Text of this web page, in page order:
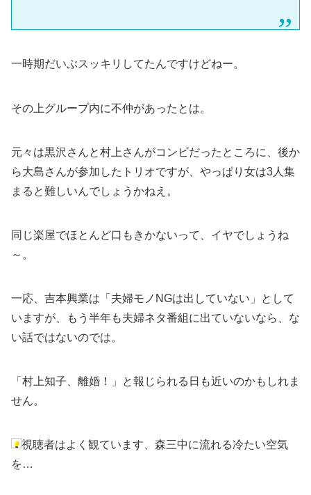
一時期だいぶスッキリしてたんですけどねー。
その上グループ内に不仲があったとは。
元々は黒沢さんと村上さんがコンビだったところに、後か
ら大島さんが参加したトリオですが、やっぱり女は3人集
まると難しいんでしょうかねえ。
同じ楽屋でほとんど口もきかないって、イヤでしょうね
～。
一応、吉本興業は「夫婦モノNGは出していない」として
いますが、もう半年も夫婦ネタ番組に出ていないなら、な
い話ではないのでは。
「村上知子、離婚！」と報じられる日も近いのかもしれま
せん。
視聴者はよく観ています、森三中に流れる冷たい空気
を…